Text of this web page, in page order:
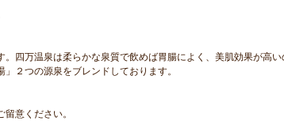
四万温泉は柔らかな泉質で飲めば胃腸によく、美肌効果が高い
２つの源泉をブレンドしております。
意ください。